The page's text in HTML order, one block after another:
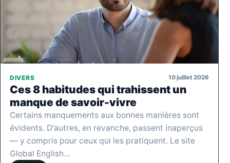
DIVERS 10 juillet 2026
Ces 8 habitudes qui trahissent un
manque de savoir-vivre
Certains manquements aux bonnes manières sont
évidents. D'autres, en revanche, passent inaperçus
— y compris pour ceux qui les pratiquent. Le site
Global English…